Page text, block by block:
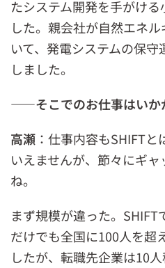
たシステム開発を手がけ
した。親会社が自然エネ
いて、発電システムの保
しました。
――そこでのお仕事はいか
高瀬 ：仕事内容もSHIFT
いえませんが、節々にギ
ね。
まず規模が違った。SHIFT
だけでも全国に100人を超
したが、転職先企業は10